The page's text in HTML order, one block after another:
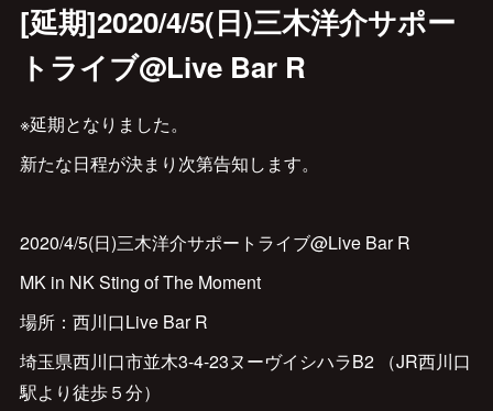
[延期]2020/4/5(日)三木洋介サポー
トライブ@Live Bar R
※延期となりました。
新たな日程が決まり次第告知します。
2020/4/5(日)三木洋介サポートライブ@Live Bar R
MK in NK Sting of The Moment
場所：西川口Live Bar R
埼玉県西川口市並木3-4-23ヌーヴイシハラB2 （JR西川口
駅より徒歩５分）